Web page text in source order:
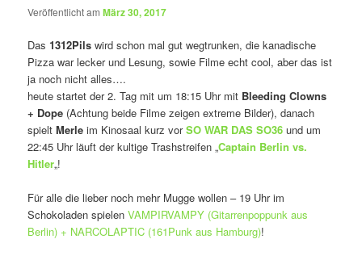
Veröffentlicht amMärz 30, 2017
Das1312Pils wird schon mal gut wegtrunken, die kanadische
Pizza war lecker und Lesung, sowie Filme echt cool, aber das ist
ja noch nicht alles….
heute startet der 2. Tag mit um 18:15 Uhr mit Bleeding Clowns
+ Dope (Achtung beide Filme zeigen extreme Bilder), danach
spieltMerle im Kinosaal kurz vorSO WAR DAS SO36 und um
22:45 Uhr läuft der kultige Trashstreifen „Captain Berlin vs.
Hitler„!
Für alle die lieber noch mehr Mugge wollen – 19 Uhr im
Schokoladen spielenVAMPIRVAMPY (Gitarrenpoppunk aus
Berlin) + NARCOLAPTIC (161Punk aus Hamburg)!